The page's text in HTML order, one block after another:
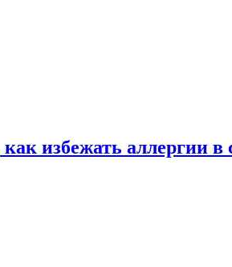
избежать аллергии в